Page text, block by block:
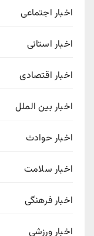
اخبار اجتماعی
اخبار استانی
اخبار اقتصادی
اخبار بین الملل
اخبار حوادث
اخبار سلامت
اخبار فرهنگی
اخبار ورزشی